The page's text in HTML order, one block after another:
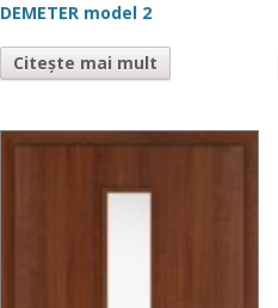
DEMETER model 2
Citește mai mult